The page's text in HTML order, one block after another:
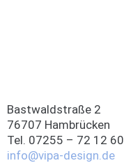
Bastwaldstraße 2
76707 Hambrücken
Tel. 07255 – 72 12 60
info@vipa-design.de